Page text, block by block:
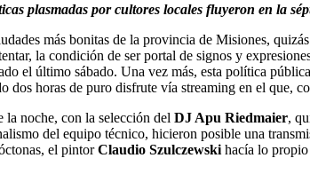
plasmadas por cultores locales fluyeron en la
más bonitas de la provincia de Misiones,
la condición de ser portal de signos y
el último sábado. Una vez más, esta política
dos horas de puro disfrute vía streaming en el que,
noche, con la selección del DJ Apu Riedmaier,
del equipo técnico, hicieron posible una
el pintorClaudio Szulczewski hacía lo